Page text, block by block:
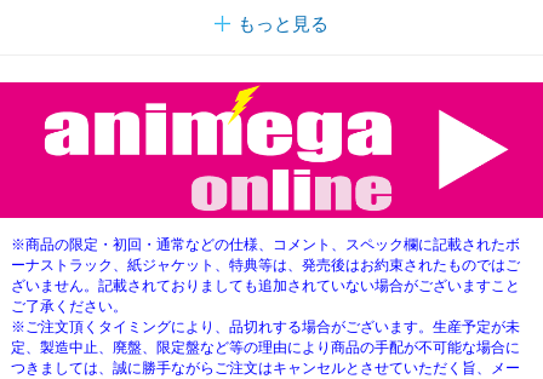
もっと見る
※商品の限定・初回・通常などの仕様、コメント、スペック欄に記載されたボ
ーナストラック、紙ジャケット、特典等は、発売後はお約束されたものではご
ざいません。記載されておりましても追加されていない場合がございますこと
ご了承ください。
※ご注文頂くタイミングにより、品切れする場合がございます。生産予定が未
定、製造中止、廃盤、限定盤など等の理由により商品の手配が不可能な場合に
つきましては、誠に勝手ながらご注文はキャンセルとさせていただく旨、メー